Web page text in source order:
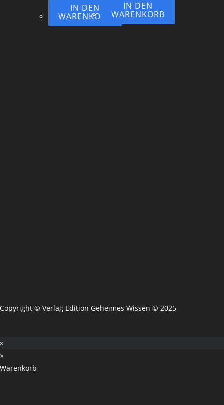
IN DEN
WARENKORB
IN DEN
WARENKORB
Copyright © Verlag Edition Geheimes Wissen © 2025
×
×
Warenkorb